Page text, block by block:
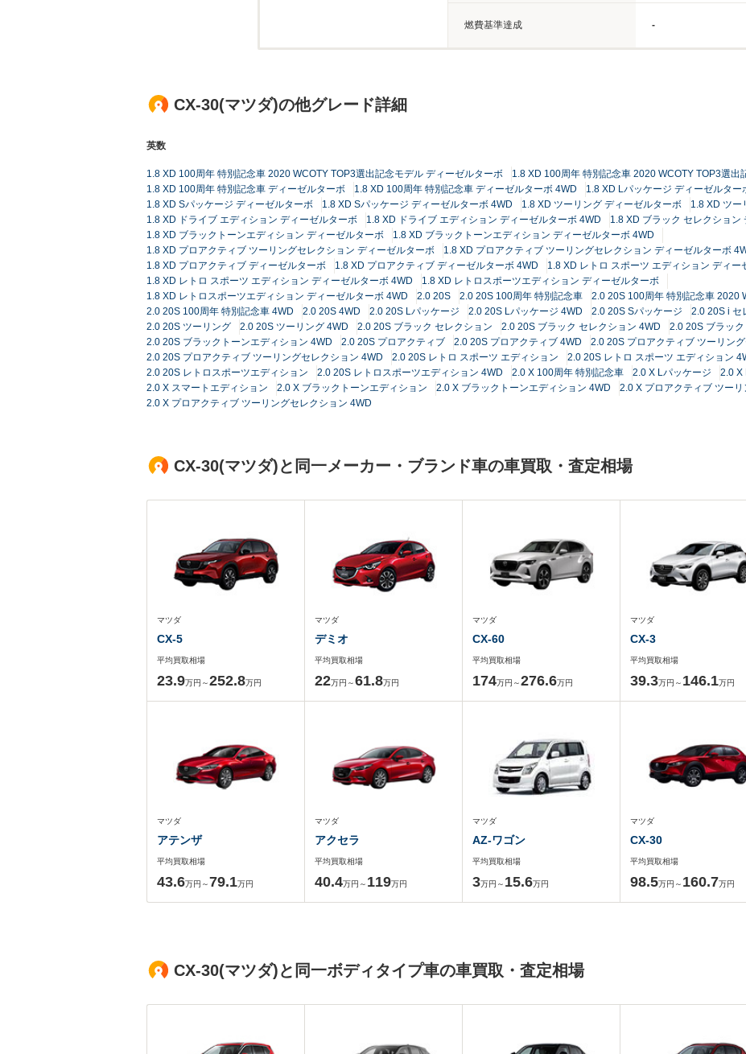
燃費基準達成 -
CX-30(マツダ)の他グレード詳細
英数
1.8 XD 100周年 特別記念車 2020 WCOTY TOP3選出記念モデル ディーゼルターボ
1.8 XD 100周年 特別記念車 2020 WCOTY TOP3選出
1.8 XD 100周年 特別記念車 ディーゼルターボ
1.8 XD 100周年 特別記念車 ディーゼルターボ 4WD
1.8 XD Lパッケージ ディーゼルター
1.8 XD Sパッケージ ディーゼルターボ
1.8 XD Sパッケージ ディーゼルターボ 4WD 1.8 XD ツーリング ディーゼルターボ
1.8 XD ツー
1.8 XD ドライブ エディション ディーゼルターボ
1.8 XD ドライブ エディション ディーゼルターボ 4WD
1.8 XD ブラック セレクション
1.8 XD ブラックトーンエディション ディーゼルターボ
1.8 XD ブラックトーンエディション ディーゼルターボ 4WD
1.8 XD プロアクティブ ツーリングセレクション ディーゼルターボ
1.8 XD プロアクティブ ツーリングセレクション ディーゼルターボ
1.8 XD プロアクティブ ディーゼルターボ
1.8 XD プロアクティブ ディーゼルターボ 4WD
1.8 XD レトロ スポーツ エディション ディー
1.8 XD レトロ スポーツ エディション ディーゼルターボ 4WD
1.8 XD レトロスポーツエディション ディーゼルターボ
1.8 XD レトロスポーツエディション ディーゼルターボ 4WD
2.0 20S 2.0 20S 100周年 特別記念車
2.0 20S 100周年 特別記念車 2020
2.0 20S 100周年 特別記念車 4WD
2.0 20S 4WD 2.0 20S Lパッケージ 2.0 20S Lパッケージ 4WD 2.0 20S Sパッケージ 2.0 20S i セ
2.0 20S ツーリング
2.0 20S ツーリング 4WD 2.0 20S ブラック セレクション 2.0 20S ブラック セレクション 4WD
2.0 20S ブラッ
2.0 20S ブラックトーンエディション 4WD
2.0 20S プロアクティブ 2.0 20S プロアクティブ 4WD
2.0 20S プロアクティブ ツーリン
2.0 20S プロアクティブ ツーリングセレクション 4WD
2.0 20S レトロ スポーツ エディション
2.0 20S レトロ スポーツ エディション
2.0 20S レトロスポーツエディション
2.0 20S レトロスポーツエディション 4WD 2.0 X 100周年 特別記念車 2.0 X Lパッケージ
2.0 X
2.0 X スマートエディション
2.0 X ブラックトーンエディション 2.0 X ブラックトーンエディション 4WD
2.0 X プロアクティブ ツー
2.0 X プロアクティブ ツーリングセレクション 4WD
CX-30(マツダ)と同一メーカー・ブランド車の車買取・査定相場
マツダ
CX-5
平均買取相場
23.9万円～252.8万円
マツダ
デミオ
平均買取相場
22万円～61.8万円
マツダ
CX-60
平均買取相場
174万円～276.6万円
マツダ
CX-3
平均買取相場
39.3万円～ 146.1万円
マツダ
アテンザ
平均買取相場
43.6万円～79.1万円
マツダ
アクセラ
平均買取相場
40.4万円～ 119万円
マツダ
AZ-ワゴン
平均買取相場
3万円～ 15.6万円
マツダ
CX-30
平均買取相場
98.5万円～ 160.7万円
CX-30(マツダ)と同一ボディタイプ車の車買取・査定相場